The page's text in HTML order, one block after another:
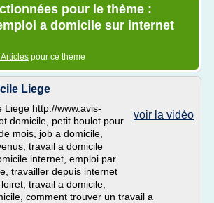
pour le thème :
a domicile sur internet
pour ce thème
Liege
voir la vidéo
Liege http://www.avis-
domicile, petit boulot pour
mois, job a domicile,
travail a domicile
internet, emploi par
travailler depuis internet
travail a domicile,
comment trouver un travail a